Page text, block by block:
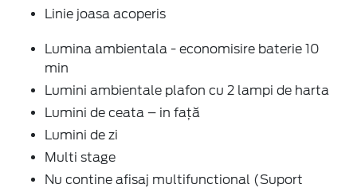
Linie joasa acoperis
Lumina ambientala - economisire baterie 10
min
Lumini ambientale plafon cu 2 lampi de harta
Lumini de ceata – in față
Lumini de zi
Multi stage
Nu contine afisaj multifunctional (Suport